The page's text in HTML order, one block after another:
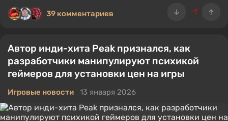
-1
39 комментариев
Автор инди-хита Peak признался, как
разработчики манипулируют психикой
геймеров для установки цен на игры
Игровые новости 13 января 2026